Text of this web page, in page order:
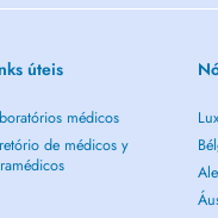
úteis
médicos
de médicos y